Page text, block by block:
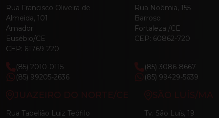
Rua Francisco Oliveira de
Almeida, 101
Amador
Eusébio/CE
CEP: 61769-220
(85) 2010-0115
(85) 99205-2636
Rua Noêmia, 155
Barroso
Fortaleza /CE
CEP: 60862-720
(85) 3086-8667
(85) 99429-5639
JUAZEIRO DO NORTE/CE
Rua Tabelião Luiz Teófilo
SÃO LUÍS/MA
Tv. São Luís, 19